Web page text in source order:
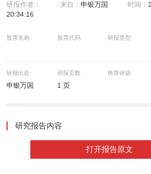
研报作者： 来自：申银万国 时间：
20:34:16
股票名称 股票代码 研报类型
研报出处
申银万国
研报页数
1 页
推荐评级
研究报告内容
打开报告原文